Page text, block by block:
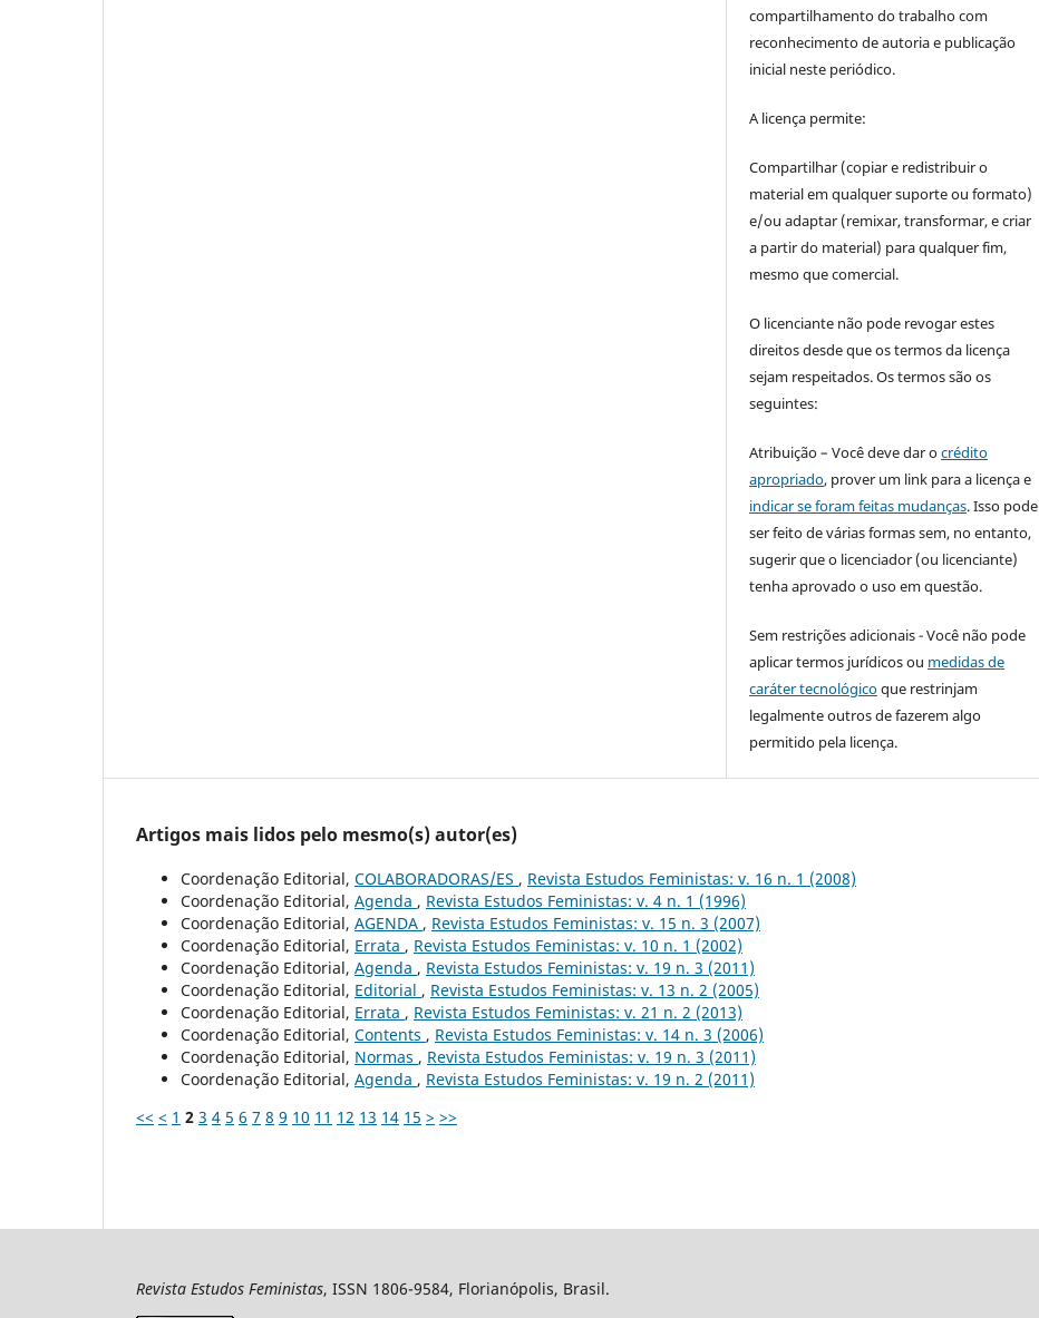
compartilhamento do trabalho com
reconhecimento de autoria e publicação
inicial neste periódico.
A licença permite:
Compartilhar (copiar e redistribuir o
material em qualquer suporte ou formato)
e/ou adaptar (remixar, transformar, e criar
a partir do material) para qualquer fim,
mesmo que comercial.
O licenciante não pode revogar estes
direitos desde que os termos da licença
sejam respeitados. Os termos são os
seguintes:
Atribuição – Você deve dar ocrédito
apropriado, prover um link para a licença e
indicar se foram feitas mudanças. Isso pode
ser feito de várias formas sem, no entanto,
sugerir que o licenciador (ou licenciante)
tenha aprovado o uso em questão.
Sem restrições adicionais - Você não pode
aplicar termos jurídicos ou medidas de
caráter tecnológicoque restrinjam
legalmente outros de fazerem algo
permitido pela licença.
Artigos mais lidos pelo mesmo(s) autor(es)
Coordenação Editorial, COLABORADORAS/ES , Revista Estudos Feministas: v. 16 n. 1 (2008)
Coordenação Editorial, Agenda , Revista Estudos Feministas: v. 4 n. 1 (1996)
Coordenação Editorial, AGENDA , Revista Estudos Feministas: v. 15 n. 3 (2007)
Coordenação Editorial, Errata , Revista Estudos Feministas: v. 10 n. 1 (2002)
Coordenação Editorial, Agenda , Revista Estudos Feministas: v. 19 n. 3 (2011)
Coordenação Editorial, Editorial , Revista Estudos Feministas: v. 13 n. 2 (2005)
Coordenação Editorial, Errata , Revista Estudos Feministas: v. 21 n. 2 (2013)
Coordenação Editorial, Contents , Revista Estudos Feministas: v. 14 n. 3 (2006)
Coordenação Editorial, Normas , Revista Estudos Feministas: v. 19 n. 3 (2011)
Coordenação Editorial, Agenda , Revista Estudos Feministas: v. 19 n. 2 (2011)
<< < 1 2 3 4 5 6 7 8 9 10 11 12 13 14 15 > >>
Revista Estudos Feministas, ISSN 1806-9584, Florianópolis, Brasil.